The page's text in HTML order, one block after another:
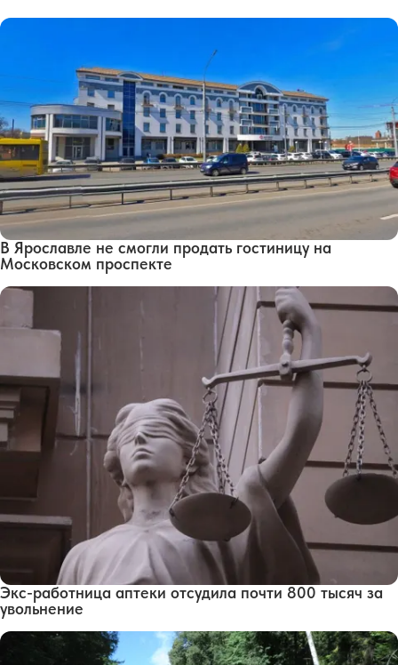
В Ярославле не смогли продать гостиницу на
Московском проспекте
Экс-работница аптеки отсудила почти 800 тысяч за
увольнение